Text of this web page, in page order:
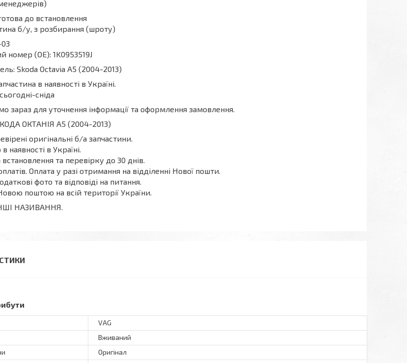
до встановлення
б/у, з розбирання (шроту)
номер (ОЕ): 1K0953519J
Skoda Octavia A5 (2004-2013)
в наявності в Україні.
сніда
зараз для уточнення інформації та оформлення замовлення.
ОКТАНІЯ A5 (2004-2013)
оригінальні б/а запчастини.
наявності в Україні.
встановлення та перевірку до 30 днів.
Оплата у разі отримання на відділенні Нової пошти.
фото та відповіді на питання.
поштою на всій території України.
НАЗИВАННЯ.
VAG
Вживаний
Оригінал